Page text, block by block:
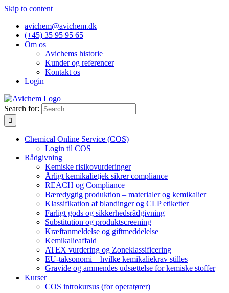
Skip to content
avichem@avichem.dk
(+45) 35 95 95 65
Om os
Avichems historie
Kunder og referencer
Kontakt os
Login
Search for:
Chemical Online Service (COS)
Login til COS
Rådgivning
Kemiske risikovurderinger
Årligt kemikalietjek sikrer compliance
REACH og Compliance
Bæredygtig produktion – materialer og kemikalier
Klassifikation af blandinger og CLP etiketter
Farligt gods og sikkerhedsrådgivning
Substitution og produktscreening
Kræftanmeldelse og giftmeddelelse
Kemikalieaffald
ATEX vurdering og Zoneklassificering
EU-taksonomi – hvilke kemikaliekrav stilles
Gravide og ammendes udsættelse for kemiske stoffer
Kurser
COS introkursus (for operatører)